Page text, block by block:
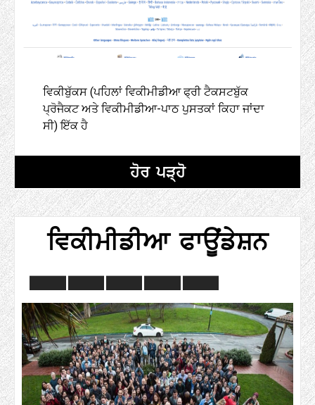
ਵਿਕੀਬੁੱਕਸ (ਪਹਿਲਾਂ ਵਿਕੀਮੀਡੀਆ ਫ੍ਰੀ ਟੈਕਸਟਬੁੱਕ
ਪ੍ਰੋਜੈਕਟ ਅਤੇ ਵਿਕੀਮੀਡੀਆ-ਪਾਠ ਪੁਸਤਕਾਂ ਕਿਹਾ ਜਾਂਦਾ
ਸੀ) ਇੱਕ ਹੈ
ਹੋਰ ਪੜ੍ਹੋ
ਵਿਕੀਮੀਡੀਆ ਫਾਊਂਡੇਸ਼ਨ